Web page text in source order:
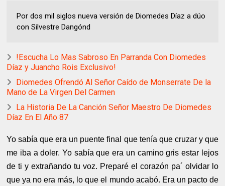
Por dos mil siglos nueva versión de Diomedes Díaz a dúo
con Silvestre Dangónd
!Escucha Lo Mas Sabroso En Parranda Con Diomedes
Díaz y Juancho Rois Exclusivo!
Diomedes Ofrendó Al Señor Caído de Monserrate De la
Mano de La Virgen Del Carmen
La Historia De La Canción Señor Maestro De Diomedes
Díaz En El Año 87
Yo sabía que era un puente final que tenía que cruzar y que
me iba a doler. Yo sabía que era un camino gris estar lejos
de ti y extrañando tu voz. Preparé el corazón pa´ olvidar lo
que ya no era más, lo que el mundo acabó. Era un pacto de